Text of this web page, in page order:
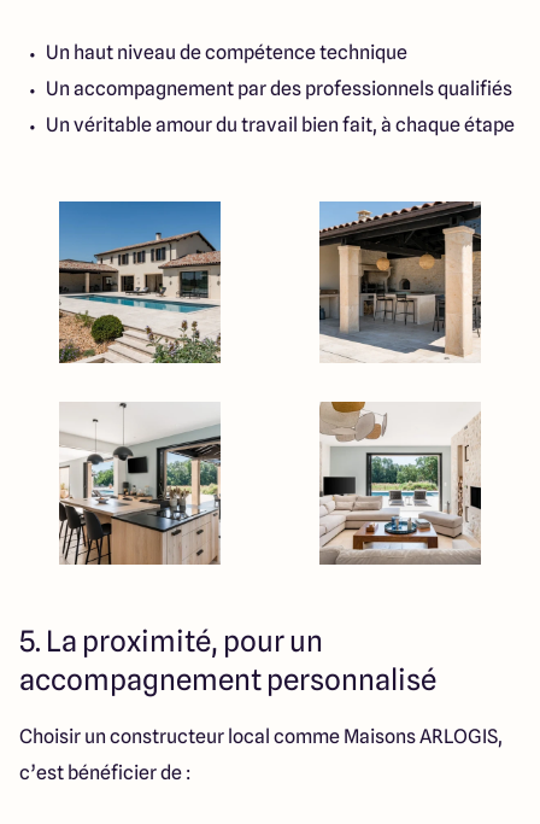
Un haut niveau de compétence technique
Un accompagnement par des professionnels qualifiés
Un véritable amour du travail bien fait, à chaque étape
5. La proximité, pour un
accompagnement personnalisé
Choisir un constructeur local comme Maisons ARLOGIS,
c’est bénéficier de :